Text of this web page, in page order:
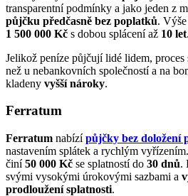
transparentní podmínky a jako jeden z
půjčku předčasně bez poplatků.
1 500 000 Kč s dobou splácení až 10 let.
Jelikož peníze půjčují lidé lidem,
než u nebankovních společností a na
kladeny vyšší nároky.
Ferratum
Ferratum nabízípůjčky bez doložení
nastavením splátek a rychlým
činí50 000 Kč se splatností do 30 dnů.
svými vysokými úrokovými sazbami a
prodloužení splatnosti.